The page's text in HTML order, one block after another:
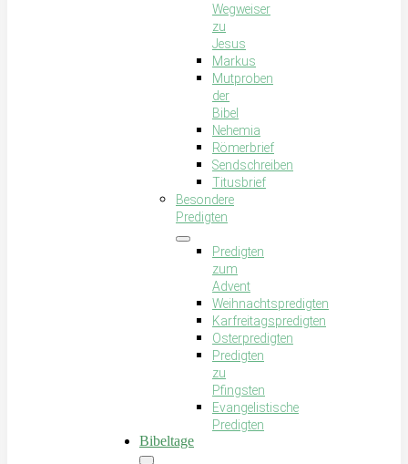
Wegweiser
zu
Jesus
Markus
Mutproben
der
Bibel
Nehemia
Römerbrief
Sendschreiben
Titusbrief
Besondere
Predigten
Predigten
zum
Advent
Weihnachtspredigten
Karfreitagspredigten
Osterpredigten
Predigten
zu
Pfingsten
Evangelistische
Predigten
Bibeltage